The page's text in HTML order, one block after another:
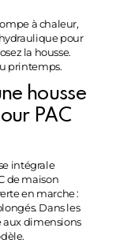
à chaleur,
pour
la housse.
printemps.
housse
PAC
intégrale
de maison
en marche :
Dans les
aux dimensions